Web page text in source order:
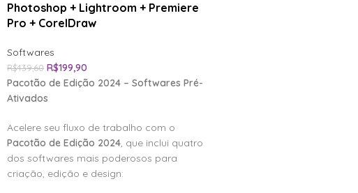
Photoshop + Lightroom + Premiere
Pro + CorelDraw
Softwares
R$439,60 R$199,90
Pacotão de Edição 2024 – Softwares Pré-
Ativados
Acelere seu fluxo de trabalho com o
Pacotão de Edição 2024, que inclui quatro
dos softwares mais poderosos para
criação, edição e design: